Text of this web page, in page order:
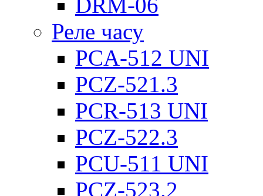
DRM-06
Реле часу
PCA-512 UNI
PCZ-521.3
PCR-513 UNI
PCZ-522.3
PCU-511 UNI
PCZ-523.2